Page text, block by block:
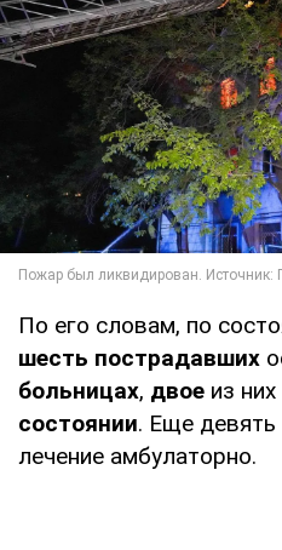
По его словам, по
шесть пострадавших
больницах, двое из них
состоянии. Еще
лечение амбулаторно.